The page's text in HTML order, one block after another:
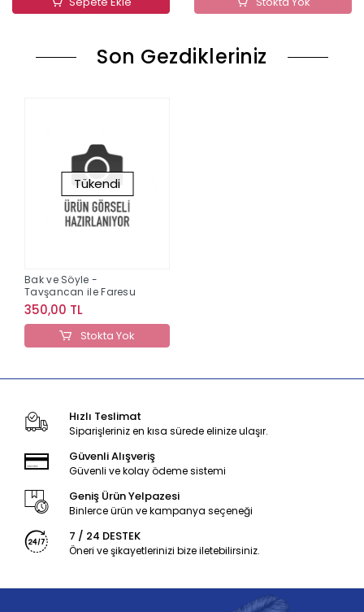
Son Gezdikleriniz
Tükendi
Bak ve Söyle -
Tavşancan ile Faresu
350,00 TL
Stokta Yok
Hızlı Teslimat
Siparişleriniz en kısa sürede elinize ulaşır.
Güvenli Alışveriş
Güvenli ve kolay ödeme sistemi
Geniş Ürün Yelpazesi
Binlerce ürün ve kampanya seçeneği
7 / 24 DESTEK
Öneri ve şikayetlerinizi bize iletebilirsiniz.